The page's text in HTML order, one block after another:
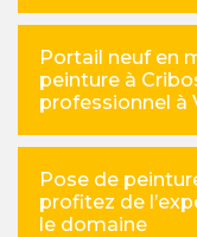
Portail neuf en
peinture à
professionnel à
Pose de
profitez de
le domaine